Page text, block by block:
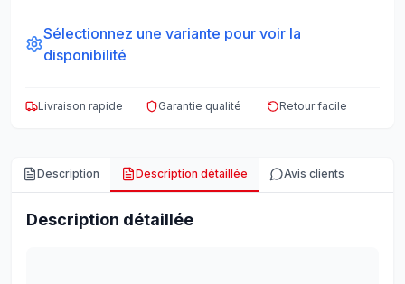
Sélectionnez une variante pour voir la
disponibilité
Livraison rapide Garantie qualité Retour facile
Description Description détaillée Avis clients
Description détaillée